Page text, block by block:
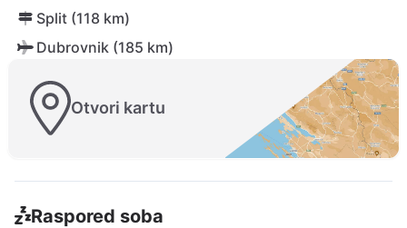
Split (118 km)
Dubrovnik (185 km)
Otvori kartu
Raspored soba